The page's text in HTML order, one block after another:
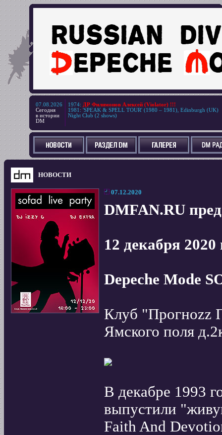
07.08.2026
Сегодня
в истории
DM
1974: ДР Филимонов Алексей (Violator) !!!
1981 : 'SPEAK & SPELL TOUR' (1980 – 1981), Edinburgh (UK)
Night Club (2 shows)
НОВОСТИ
07.12.2020
DMFAN.RU
12 декабря 2020
Depeche Mode
Клуб "Прогноzz
Ямского поля
В декабре 1993
выпустили
Faith And